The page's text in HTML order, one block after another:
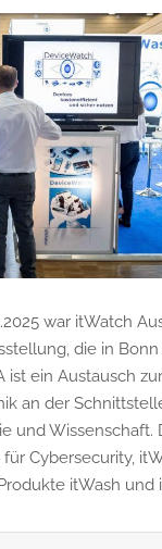
war itWatch
die in
ist ein Austausch
an der
und Wissenschaft.
Cybersecurity,
itWash und